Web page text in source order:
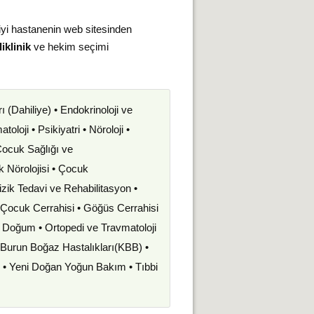
hastanenin web sitesinden
ve hekim seçimi
(Dahiliye) • Endokrinoloji ve
• Psikiyatri • Nöroloji •
Sağlığı ve
Nörolojisi • Çocuk
Tedavi ve Rehabilitasyon •
Cerrahisi • Göğüs Cerrahisi
Doğum • Ortopedi ve Travmatoloji
Boğaz Hastalıkları(KBB) •
Yeni Doğan Yoğun Bakım • Tıbbi